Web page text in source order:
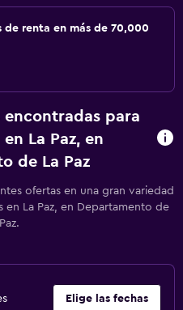
de renta en más de 70,000
encontradas para
La Paz, en
de La Paz
ofertas en una gran variedad
La Paz, en Departamento de
Elige las fechas